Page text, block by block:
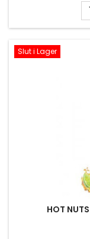
Slut i Lager
HOT